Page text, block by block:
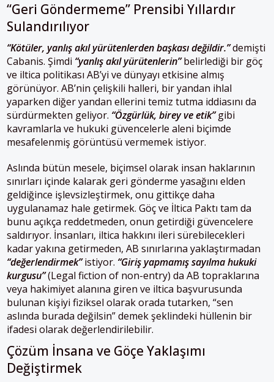
“Geri Göndermeme” Prensibi Yıllardır
Sulandırılıyor
“Kötüler, yanlış akıl yürütenlerden başkası değildir.”demişti
Cabanis. Şimdi “yanlış akıl yürütenlerin”belirlediği bir göç
ve iltica politikası AB’yi ve dünyayı etkisine almış
görünüyor. AB’nin çelişkili halleri, bir yandan ihlal
yaparken diğer yandan ellerini temiz tutma iddiasını da
sürdürmekten geliyor. “Özgürlük, birey ve etik”gibi
kavramlarla ve hukuki güvencelerle aleni biçimde
mesafelenmiş görüntüsü vermemek istiyor.
Aslında bütün mesele, biçimsel olarak insan haklarının
sınırları içinde kalarak geri gönderme yasağını elden
geldiğince işlevsizleştirmek, onu gittikçe daha
uygulanamaz hale getirmek. Göç ve İltica Paktı tam da
bunu açıkça reddetmeden, onun getirdiği güvencelere
saldırıyor. İnsanları, iltica hakkını ileri sürebilecekleri
kadar yakına getirmeden, AB sınırlarına yaklaştırmadan
“değerlendirmek”istiyor. “Giriş yapmamış sayılma hukuki
kurgusu”(Legal fiction of non-entry) da AB topraklarına
veya hakimiyet alanına giren ve iltica başvurusunda
bulunan kişiyi fiziksel olarak orada tutarken, “sen
aslında burada değilsin” demek şeklindeki hüllenin bir
ifadesi olarak değerlendirilebilir.
Çözüm İnsana ve Göçe Yaklaşımı
Değiştirmek